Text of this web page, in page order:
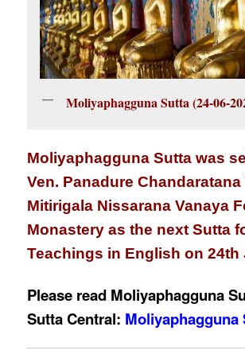
Moliyaphagguna Sutta (24-06-
Moliyaphagguna Sutta was
Ven. Panadure
Mitirigala Nissarana Vanaya
Monastery as the next Sutta
Teachings in English on 24th
Please read Moliyaphagguna
Sutta Central: Moliyaphagguna